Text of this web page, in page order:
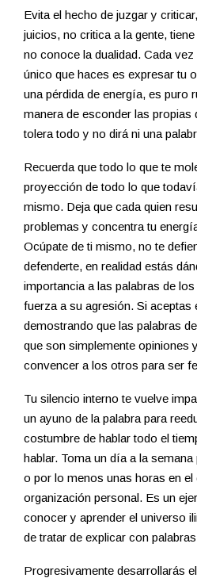
Evita el hecho de juzgar y
juicios, no critica a la gente,
no conoce la dualidad. Cada
único que haces es expresar tu
una pérdida de energía, es puro
manera de esconder las propias
tolera todo y no dirá ni una
Recuerda que todo lo que te
proyección de todo lo que
mismo. Deja que cada quien
problemas y concentra tu
Ocúpate de ti mismo, no te
defenderte, en realidad estás
importancia a las palabras de
fuerza a su agresión. Si aceptas
demostrando que las palabras
que son simplemente opiniones
convencer a los otros para ser
Tu silencio interno te vuelve
un ayuno de la palabra para
costumbre de hablar todo el
hablar. Toma un día a la semana
o por lo menos unas horas en
organización personal. Es un
conocer y aprender el universo
de tratar de explicar con
Progresivamente desarrollarás